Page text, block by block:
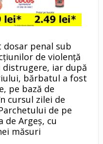
penal sub
de violență
iar după
bărbatul a fost
pe bază de
cursul zilei de
de pe
de Argeș, cu
măsuri